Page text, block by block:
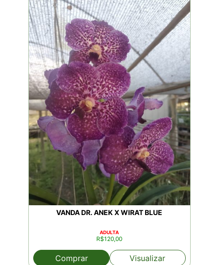
VANDA DR. ANEK X WIRAT BLUE
ADULTA
R$120,00
Comprar Visualizar